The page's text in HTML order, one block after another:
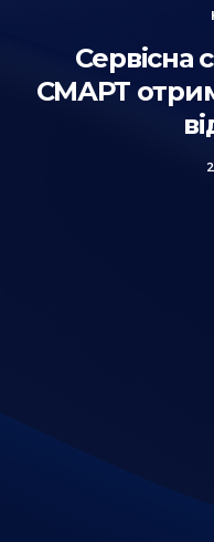
СМАРТ